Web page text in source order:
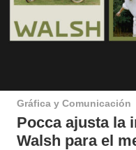
Gráfica y Comunicación
Pocca ajusta la
Walsh para el